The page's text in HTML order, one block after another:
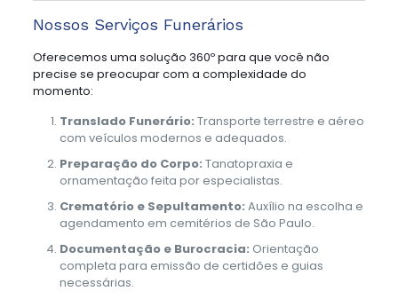
Nossos Serviços Funerários
Oferecemos uma solução 360º para que você não
precise se preocupar com a complexidade do
momento:
Translado Funerário: Transporte terrestre e aéreo
com veículos modernos e adequados.
Preparação do Corpo: Tanatopraxia e
ornamentação feita por especialistas.
Crematório e Sepultamento: Auxílio na escolha e
agendamento em cemitérios de São Paulo.
Documentação e Burocracia: Orientação
completa para emissão de certidões e guias
necessárias.